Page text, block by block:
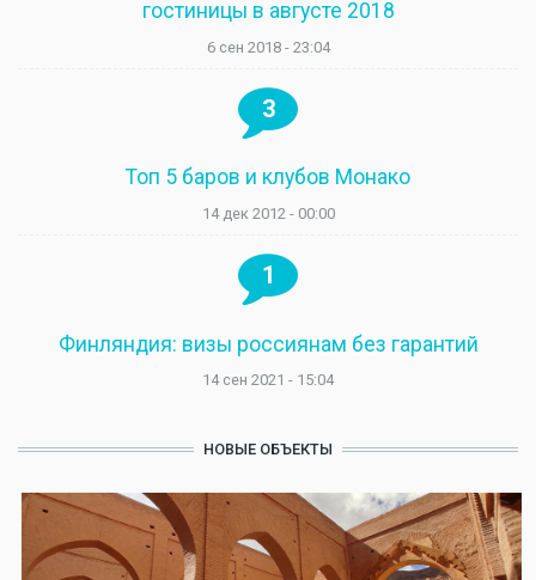
гостиницы в августе 2018
6 сен 2018 - 23:04
3
Топ 5 баров и клубов Монако
14 дек 2012 - 00:00
1
Финляндия: визы россиянам без гарантий
14 сен 2021 - 15:04
НОВЫЕ ОБЪЕКТЫ